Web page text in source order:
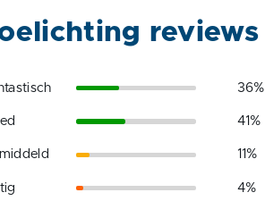
reviews
36%
41 %
11 %
4%